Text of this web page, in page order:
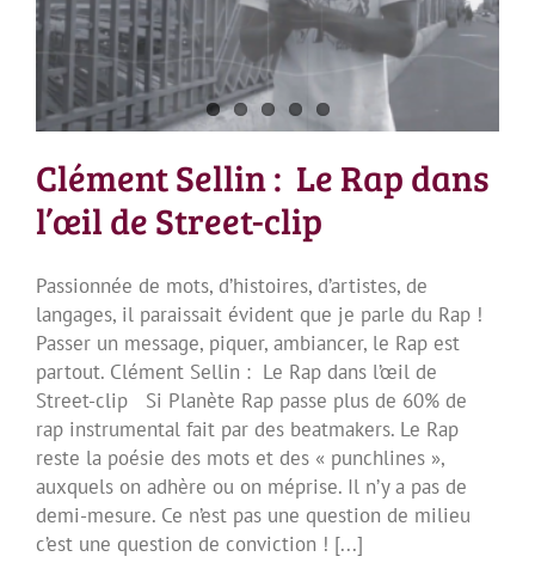
Clément Sellin : Le Rap dans
l’œil de Street-clip
Passionnée de mots, d’histoires, d’artistes, de
langages, il paraissait évident que je parle du Rap !
Passer un message, piquer, ambiancer, le Rap est
partout. Clément Sellin : Le Rap dans l’œil de
Street-clip Si Planète Rap passe plus de 60% de
rap instrumental fait par des beatmakers. Le Rap
reste la poésie des mots et des « punchlines »,
auxquels on adhère ou on méprise. Il n’y a pas de
demi-mesure. Ce n’est pas une question de milieu
c’est une question de conviction ! [...]